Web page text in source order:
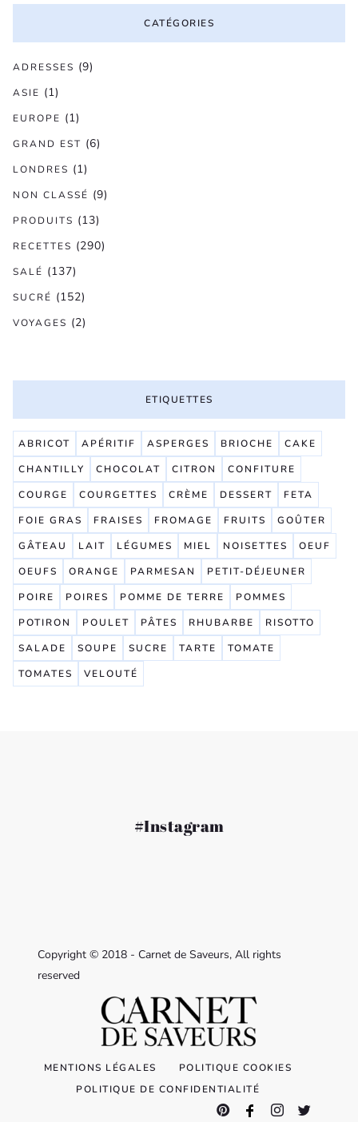
CATÉGORIES
ADRESSES (9)
ASIE (1)
EUROPE (1)
GRAND EST (6)
LONDRES (1)
NON CLASSÉ (9)
PRODUITS (13)
RECETTES (290)
SALÉ (137)
SUCRÉ (152)
VOYAGES (2)
ETIQUETTES
ABRICOT APÉRITIF ASPERGES BRIOCHE
CAKE
CHANTILLY
CHOCOLAT CITRON
CONFITURE
COURGE
COURGETTES CRÈME DESSERT
FETA
FOIE GRAS
FRAISES FROMAGE FRUITS
GOÛTER
GÂTEAU
LAIT LÉGUMES MIEL NOISETTES
OEUF
OEUFS
ORANGE PARMESAN
PETIT-DÉJEUNER
POIRE
POIRES POMME DE TERRE
POMMES
POTIRON
POULET PÂTES RHUBARBE
RISOTTO
SALADE
SOUPE SUCRE TARTE
TOMATE
TOMATES
VELOUTÉ
#Instagram
Copyright © 2018 - Carnet de Saveurs, All rights
reserved
MENTIONS LÉGALES
POLITIQUE COOKIES
POLITIQUE DE CONFIDENTIALITÉ